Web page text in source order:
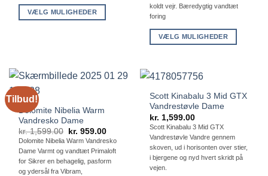
VÆLG MULIGHEDER
varianter.
Mulighederne
kan
vælges
på
varesiden
koldt vejr. Bæredygtig vandtæt
foring
VÆLG MULIGHEDER
har
varianter.
Mulighederne
kan
vælges
på
varesiden
Tilbud!
Dolomite Nibelia Warm
Vandresko Dame
kr.1,599.00 Den
oprindelige
pris
var:
kr. 1,599.00.
kr. 959.00Den
aktuelle
pris
er:
kr. 959.00.
Dolomite Nibelia Warm Vandresko
Dame Varmt og vandtæt Primaloft
for Sikrer en behagelig, pasform
og ydersål fra Vibram,
Scott Kinabalu 3 Mid GTX
Vandrestøvle Dame
kr. 1,599.00
Scott Kinabalu 3 Mid GTX
Vandrestøvle Vandre gennem
skoven, ud i horisonten over stier,
i bjergene og nyd hvert skridt på
vejen.